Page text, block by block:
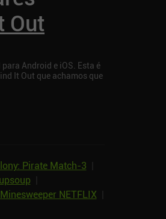
Out
Android e iOS. Esta é
It Out que achamos que
Pirate Match‑3
Minesweeper NETFLIX|